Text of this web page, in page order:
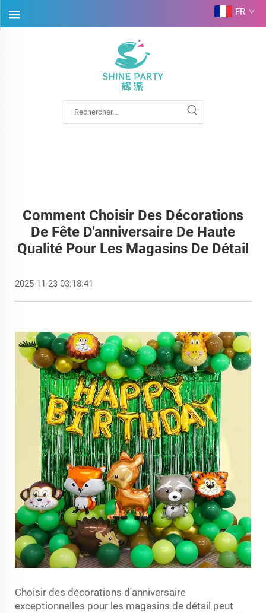
FR
Comment Choisir Des Décorations
De Fête D'anniversaire De Haute
Qualité Pour Les Magasins De Détail
2025-11-23 03:18:41
Choisir des décorations d'anniversaire
exceptionnelles pour les magasins de détail peut